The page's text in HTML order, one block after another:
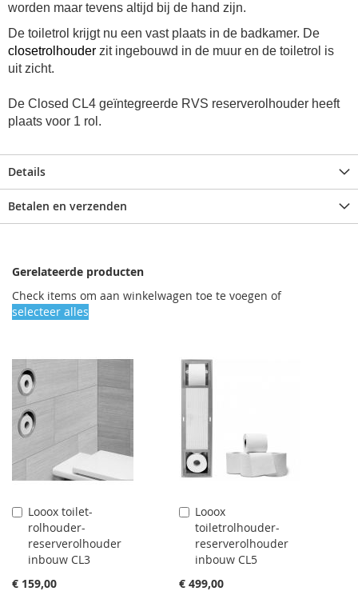
worden maar tevens altijd bij de hand zijn.
De toiletrol krijgt nu een vast plaats in de badkamer. De
closetrolhouder zit ingebouwd in de muur en de toiletrol is
uit zicht.
De Closed CL4 geïntegreerde RVS reserverolhouder heeft
plaats voor 1 rol.
Details
Betalen en verzenden
Gerelateerde producten
Check items om aan winkelwagen toe te voegen of
selecteer alles
Looox toilet-
rolhouder-
reserverolhouder
inbouw CL3
€ 159,00
Aan
winkelwagen
toevoegen
Looox
toiletrolhouder-
reserverolhouder
inbouw CL5
€ 499,00
Aan
winkelwagen
toevoegen